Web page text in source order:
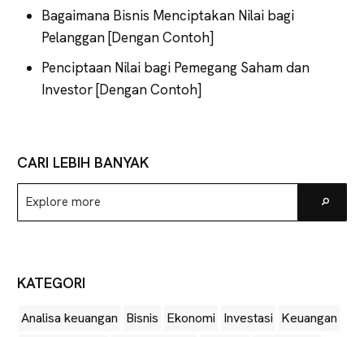
Bagaimana Bisnis Menciptakan Nilai bagi
Pelanggan [Dengan Contoh]
Penciptaan Nilai bagi Pemegang Saham dan
Investor [Dengan Contoh]
CARI LEBIH BANYAK
Explore
more
KATEGORI
Analisa keuangan Bisnis Ekonomi Investasi Keuangan